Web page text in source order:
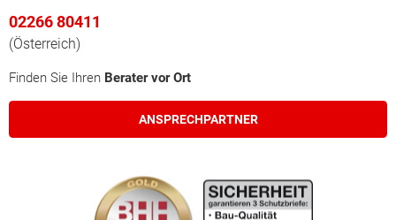
02266 80411
(Österreich)
Finden Sie Ihren Berater vor Ort
ANSPRECHPARTNER